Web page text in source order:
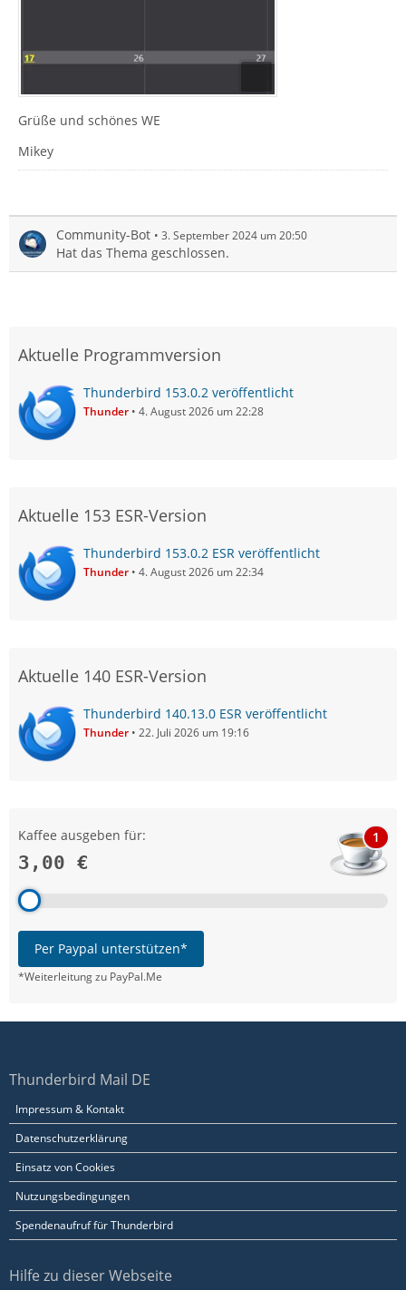
Grüße und schönes WE
Mikey
Community-Bot 3. September 2024 um 20:50
Hat das Thema geschlossen.
Aktuelle Programmversion
Thunderbird 153.0.2 veröffentlicht
Thunder 4. August 2026 um 22:28
Aktuelle 153 ESR-Version
Thunderbird 153.0.2 ESR veröffentlicht
Thunder 4. August 2026 um 22:34
Aktuelle 140 ESR-Version
Thunderbird 140.13.0 ESR veröffentlicht
Thunder 22. Juli 2026 um 19:16
Kaffee ausgeben für:
3,00 €
1
Per Paypal unterstützen*
*Weiterleitung zu PayPal.Me
Thunderbird Mail DE
Impressum & Kontakt
Datenschutzerklärung
Einsatz von Cookies
Nutzungsbedingungen
Spendenaufruf für Thunderbird
Hilfe zu dieser Webseite